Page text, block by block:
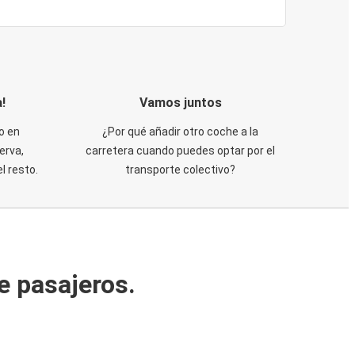
en
resto.
Vamos juntos
¿Por qué añadir otro coche a la
carretera cuando puedes optar por el
transporte colectivo?
pasajeros.